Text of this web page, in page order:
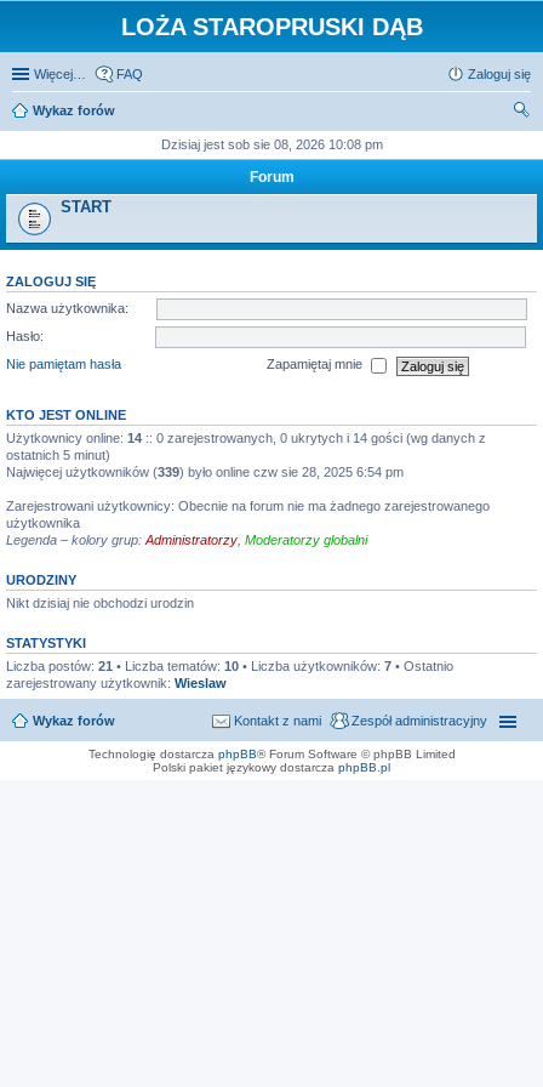
LOŻA STAROPRUSKI DĄB
Więcej… FAQ Zaloguj się
Wykaz forów
Dzisiaj jest sob sie 08, 2026 10:08 pm
Forum
START
ZALOGUJ SIĘ
Nazwa użytkownika:
Hasło:
Nie pamiętam hasła
Zapamiętaj mnie
KTO JEST ONLINE
Użytkownicy online: 14 :: 0 zarejestrowanych, 0 ukrytych i 14 gości (wg danych z
ostatnich 5 minut)
Najwięcej użytkowników (339) było online czw sie 28, 2025 6:54 pm
Zarejestrowani użytkownicy: Obecnie na forum nie ma żadnego zarejestrowanego
użytkownika
Legenda – kolory grup: Administratorzy Moderatorzy globalni
URODZINY
Nikt dzisiaj nie obchodzi urodzin
STATYSTYKI
Liczba postów: 21 • Liczba tematów: 10 • Liczba użytkowników: 7 • Ostatnio
zarejestrowany użytkownik: Wieslaw
Wykaz forów Zespół administracyjny
Kontakt z nami
Technologię dostarcza phpBB® Forum Software © phpBB Limited
Polski pakiet językowy dostarcza phpBB.pl